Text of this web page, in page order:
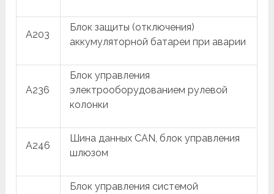
A203
Блок защиты (отключения)
аккумуляторной батареи при аварии
A236
Блок управления
электрооборудованием рулевой
колонки
A246
Шина данных CAN, блок управления
шлюзом
Блок управления системой